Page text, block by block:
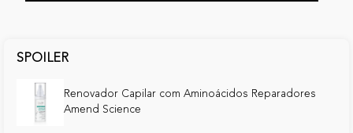
SPOILER
Renovador Capilar com Aminoácidos Reparadores
Amend Science